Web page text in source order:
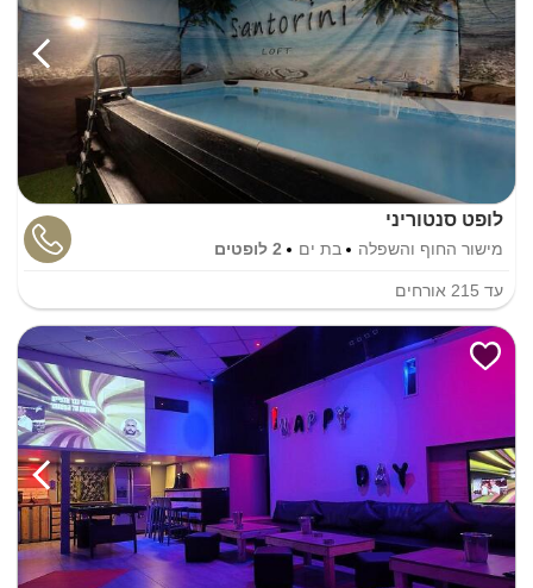
לופט סנטוריני
מישור החוף והשפלה בת ים 2 לופטים
עד 215 אורחים